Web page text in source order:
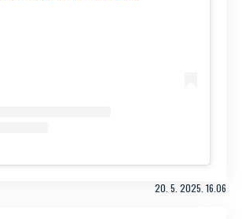
20. 5. 2025. 16.06